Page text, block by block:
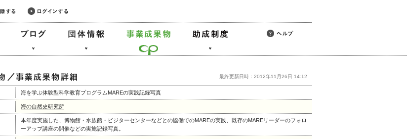
最終更新日時：2012年11月26日 14:12
海を学ぶ体験型科学教育プログラムMAREの実践記録写真
海の自然史研究所
本年度実施した、博物館・水族館・ビジターセンターなどとの協働でのMAREの実践、既存のMAREリーダーのフォロ
ーアップ講座の開催などの実施記録写真。